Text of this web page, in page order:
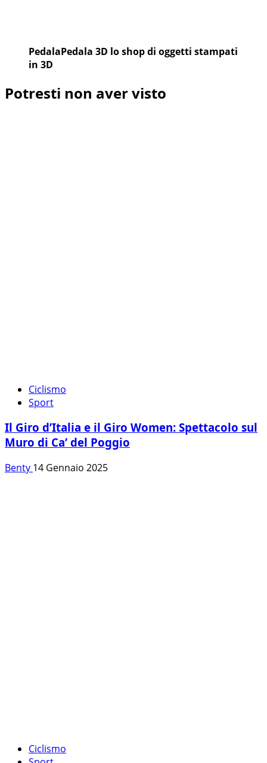
PedalaPedala 3D lo shop di oggetti stampati
in 3D
Potresti non aver visto
Ciclismo
Sport
Il Giro d’Italia e il Giro Women: Spettacolo sul
Muro di Ca’ del Poggio
Benty 14 Gennaio 2025
Ciclismo